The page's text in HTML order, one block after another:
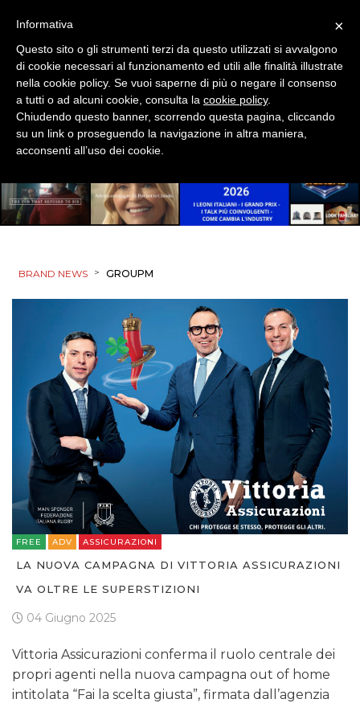
BRAND NEWS > GROUPM
FREE ADV ASSICURAZIONI
LA NUOVA CAMPAGNA DI VITTORIA ASSICURAZIONI
VA OLTRE LE SUPERSTIZIONI
04 Giugno 2025
Vittoria Assicurazioni conferma il ruolo centrale dei
propri agenti nella nuova campagna out of home
intitolata “Fai la scelta giusta”, firmata dall’agenzia
×
Informativa
Questo sito o gli strumenti terzi da questo utilizzati si avvalgono
di cookie necessari al funzionamento ed utili alle finalità illustrate
nella cookie policy. Se vuoi saperne di più o negare il consenso
a tutti o ad alcuni cookie, consulta la cookie policy.
Chiudendo questo banner, scorrendo questa pagina, cliccando
su un link o proseguendo la navigazione in altra maniera,
acconsenti all’uso dei cookie.